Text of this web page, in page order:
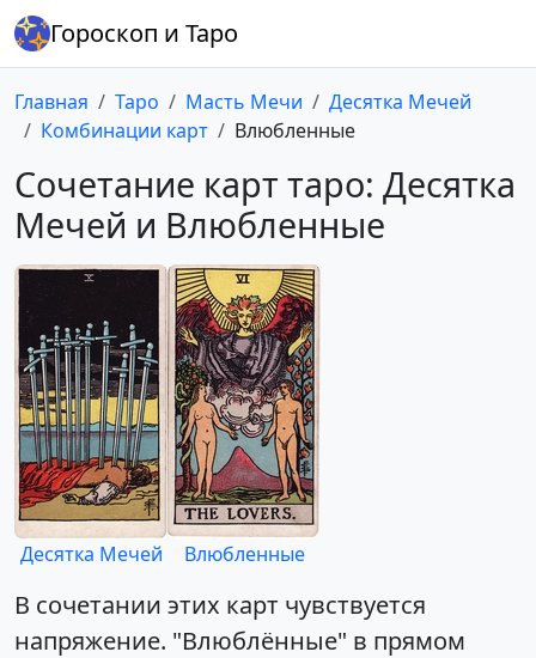
Гороскоп и Таро
Главная Таро Масть Мечи
Десятка Мечей
Комбинации карт
Влюбленные
Сочетание карт таро: Десятка
Мечей и Влюбленные
Десятка Мечей Влюбленные
В сочетании этих карт чувствуется
напряжение. "Влюблённые" в прямом